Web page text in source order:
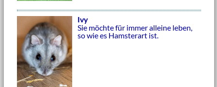
Ivy
Sie möchte für immer alleine leben,
so wie es Hamsterart ist.